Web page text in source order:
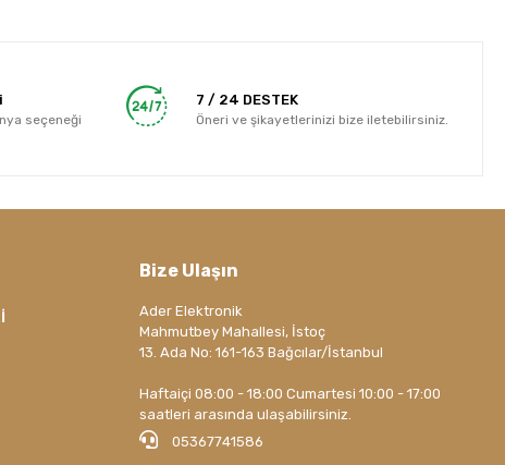
seçeneği
7 / 24 DESTEK
Öneri ve şikayetlerinizi bize iletebilirsiniz.
Bize Ulaşın
Ader Elektronik
Mahmutbey Mahallesi, İstoç
13. Ada No: 161-163 Bağcılar/İstanbul
Haftaiçi 08:00 - 18:00 Cumartesi 10:00 - 17:00
saatleri arasında ulaşabilirsiniz.
05367741586